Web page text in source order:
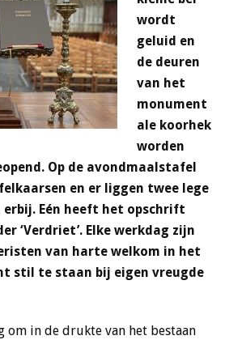
wordt
geluid en
de deuren
van het
monument
ale koorhek
worden
Op de avondmaalstafel
en er liggen twee lege
erbij. Eén heeft het opschrift
‘Verdriet’. Elke werkdag zijn
van harte welkom in het
stil te staan bij eigen vreugde
om in de drukte van het bestaan